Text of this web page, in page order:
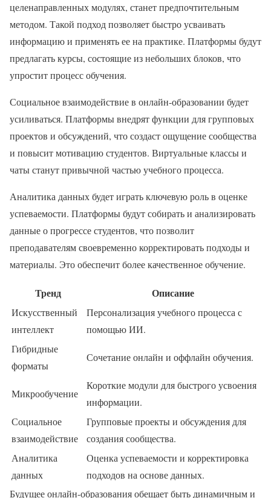
целенаправленных модулях, станет предпочтительным
методом. Такой подход позволяет быстро усваивать
информацию и применять ее на практике. Платформы будут
предлагать курсы, состоящие из небольших блоков, что
упростит процесс обучения.
Социальное взаимодействие в онлайн-образовании будет
усиливаться. Платформы внедрят функции для групповых
проектов и обсуждений, что создаст ощущение сообщества
и повысит мотивацию студентов. Виртуальные классы и
чаты станут привычной частью учебного процесса.
Аналитика данных будет играть ключевую роль в оценке
успеваемости. Платформы будут собирать и анализировать
данные о прогрессе студентов, что позволит
преподавателям своевременно корректировать подходы и
материалы. Это обеспечит более качественное обучение.
Тренд Описание
Искусственный
интеллект
Персонализация учебного процесса с
помощью ИИ.
Гибридные
форматы
Сочетание онлайн и оффлайн обучения.
Микрообучение
Короткие модули для быстрого усвоения
информации.
Социальное
взаимодействие
Групповые проекты и обсуждения для
создания сообщества.
Аналитика
данных
Оценка успеваемости и корректировка
подходов на основе данных.
Будущее онлайн-образования обещает быть динамичным и